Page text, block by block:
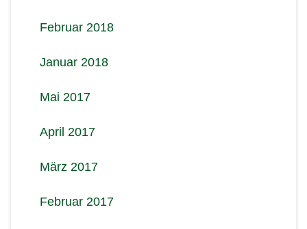
Februar 2018
Januar 2018
Mai 2017
April 2017
März 2017
Februar 2017